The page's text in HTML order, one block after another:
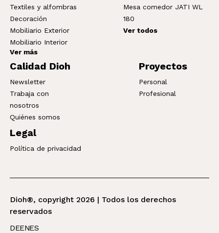
Textiles y alfombras
Decoración
Mobiliario Exterior
Mobiliario Interior
Ver más
Mesa comedor JATI WL
180
Ver todos
Calidad Dioh
Newsletter
Trabaja con
nosotros
Quiénes somos
Proyectos
Personal
Profesional
Legal
Política de privacidad
Dioh®, copyright 2026 | Todos los derechos
reservados
DEENES